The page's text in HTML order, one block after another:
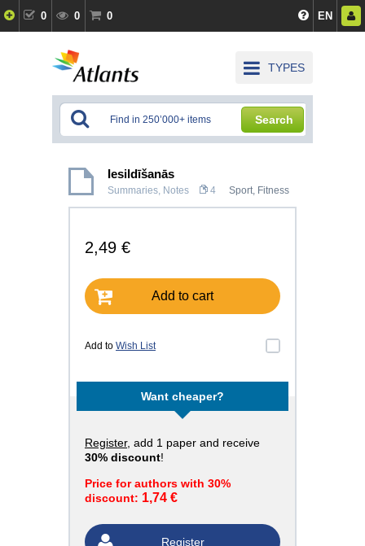
0 0 0 EN
TYPES
Search
Iesildīšanās
Summaries, Notes 4 Sport, Fitness
2,49 €
Add to cart
Add to Wish List
Want cheaper?
Register, add 1 paper and receive
30% discount!
Price for authors with 30%
discount: 1,74 €
Register